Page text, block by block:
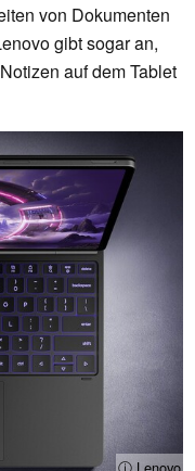
von Dokumenten
gibt sogar an,
auf dem Tablet